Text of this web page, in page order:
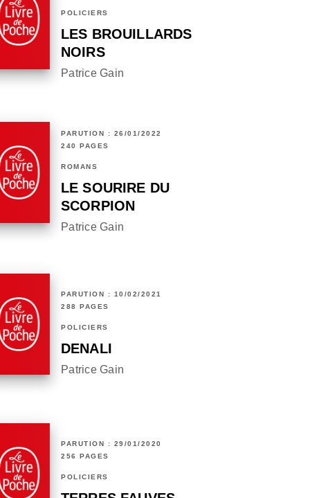
POLICIERS
LES BROUILLARDS
NOIRS
Patrice Gain
PARUTION : 26/01/2022
240 PAGES
ROMANS
LE SOURIRE DU
SCORPION
Patrice Gain
PARUTION : 10/02/2021
288 PAGES
POLICIERS
DENALI
Patrice Gain
PARUTION : 29/01/2020
256 PAGES
POLICIERS